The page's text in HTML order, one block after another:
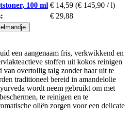
100 ml € 14,59 (€ 145,90 / l)
€ 29,88
een aangenaam fris, verkwikkend en
stoffen uit kokos reinigen
van overtollig talg zonder haar uit te
traditioneel bereid in amandelolie
wordt neem gebruikt om met
te reinigen en te
oliën zorgen voor een delicate